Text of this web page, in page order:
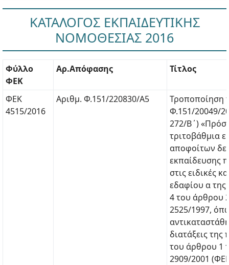
ΚΑΤΑΛΟΓΟΣ ΕΚΠΑΙΔΕΥΤΙΚΗΣ
ΝΟΜΟΘΕΣΙΑΣ 2016
Φύλλο
ΦΕΚ
Αρ.Απόφασης Τίτλος
ΦΕΚ
4515/2016
Αριθμ. Φ.151/220830/Α5
Τροποποίηση
Φ.151/20049/
272/Β΄)
τριτοβάθμια
αποφοίτων
εκπαίδευσης
στις ειδικές
εδαφίου α
4 του άρθρου
2525/1997,
διατάξεις
του άρθρου 1
2909/2001